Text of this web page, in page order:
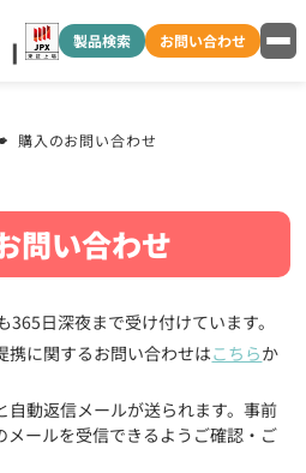
製品検索 お問い合わせ
購入のお問い合わせ
問い合わせ
365日深夜まで受け付けています。
携に関するお問い合わせはこちらか
自動返信メールが送られます。事前
ールを受信できるようご確認・ご